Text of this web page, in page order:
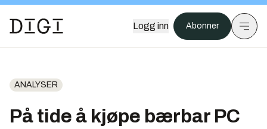
Logg inn Abonner
ANALYSER
På tide å kjøpe bærbar PC